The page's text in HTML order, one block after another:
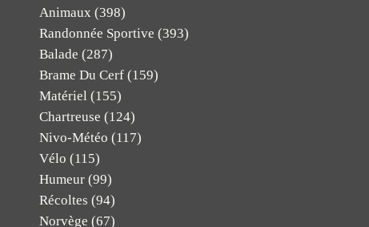
Animaux (398)
Randonnée Sportive (393)
Balade (287)
Brame Du Cerf (159)
Matériel (155)
Chartreuse (124)
Nivo-Météo (117)
Vélo (115)
Humeur (99)
Récoltes (94)
Norvège (67)